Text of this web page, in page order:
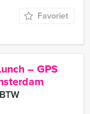
Favoriet
– GPS